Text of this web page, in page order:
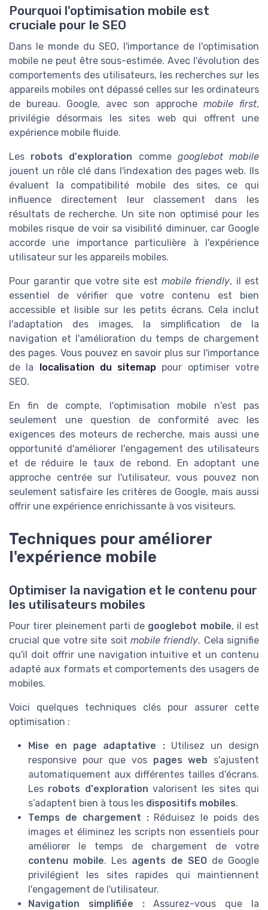
Pourquoi l'optimisation mobile est
cruciale pour le SEO
Dans le monde du SEO, l'importance de l'optimisation
mobile ne peut être sous-estimée. Avec l'évolution des
comportements des utilisateurs, les recherches sur les
appareils mobiles ont dépassé celles sur les ordinateurs
de bureau. Google, avec son approche mobile first,
privilégie désormais les sites web qui offrent une
expérience mobile fluide.
Les robots d'exploration comme googlebot mobile
jouent un rôle clé dans l'indexation des pages web. Ils
évaluent la compatibilité mobile des sites, ce qui
influence directement leur classement dans les
résultats de recherche. Un site non optimisé pour les
mobiles risque de voir sa visibilité diminuer, car Google
accorde une importance particulière à l'expérience
utilisateur sur les appareils mobiles.
Pour garantir que votre site est mobile friendly, il est
essentiel de vérifier que votre contenu est bien
accessible et lisible sur les petits écrans. Cela inclut
l'adaptation des images, la simplification de la
navigation et l'amélioration du temps de chargement
des pages. Vous pouvez en savoir plus sur l'importance
de la
localisation du sitemap pour optimiser votre
SEO.
En fin de compte, l'optimisation mobile n'est pas
seulement une question de conformité avec les
exigences des moteurs de recherche, mais aussi une
opportunité d'améliorer l'engagement des utilisateurs
et de réduire le taux de rebond. En adoptant une
approche centrée sur l'utilisateur, vous pouvez non
seulement satisfaire les critères de Google, mais aussi
offrir une expérience enrichissante à vos visiteurs.
Techniques pour améliorer
l'expérience mobile
Optimiser la navigation et le contenu pour
les utilisateurs mobiles
Pour tirer pleinement parti de googlebot mobile, il est
crucial que votre site soit mobile friendly. Cela signifie
qu'il doit offrir une navigation intuitive et un contenu
adapté aux formats et comportements des usagers de
mobiles.
Voici quelques techniques clés pour assurer cette
optimisation :
Mise en page adaptative :Utilisez un design
responsive pour que vos pages web s'ajustent
automatiquement aux différentes tailles d'écrans.
Les robots d'exploration valorisent les sites qui
s’adaptent bien à tous les dispositifs mobiles.
Temps de chargement :Réduisez le poids des
images et éliminez les scripts non essentiels pour
améliorer le temps de chargement de votre
contenu mobile. Les agents de SEOde Google
privilégient les sites rapides qui maintiennent
l'engagement de l'utilisateur.
Navigation simplifiée :Assurez-vous que la